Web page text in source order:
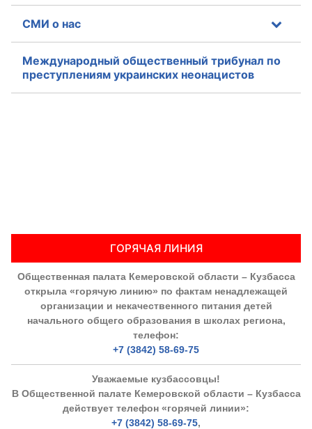
СМИ о нас
Международный общественный трибунал по
преступлениям украинских неонацистов
ГОРЯЧАЯ ЛИНИЯ
Общественная палата Кемеровской области – Кузбасса
открыла «горячую линию» по фактам ненадлежащей
организации и некачественного питания детей
начального общего образования в школах региона,
телефон:
+7 (3842) 58-69-75
Уважаемые кузбассовцы!
В Общественной палате Кемеровской области – Кузбасса
действует телефон «горячей линии»:
+7 (3842) 58-69-75,